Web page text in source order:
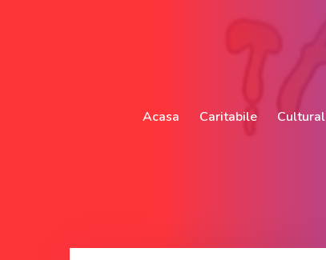
Acasa Caritabile Cultural